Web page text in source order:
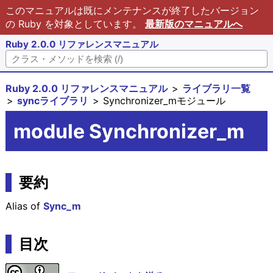
このマニュアルは既にメンテナンスが終了したバージョン
の Ruby を対象としています。 最新版のマニュアルへ
Ruby 2.0.0 リファレンスマニュアル
Ruby 2.0.0 リファレンスマニュアル
ライブラリ一覧
syncライブラリ
Synchronizer_mモジュール
module Synchronizer_m
要約
Alias of Sync_m
目次